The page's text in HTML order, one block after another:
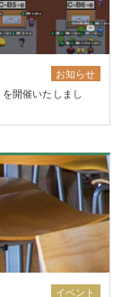
お知らせ
開催いたしまし
イベント